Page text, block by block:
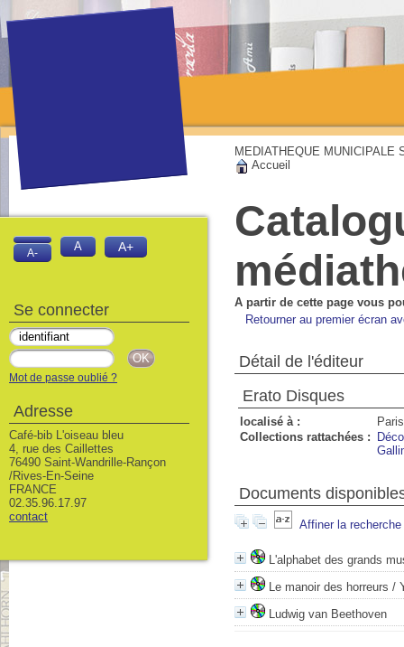
MEDIATHEQUE MUNICIPALE
Accueil
A partir de cette page vous
Retourner au premier écran
Détail de l'éditeur
Erato Disques
localisé à :
Paris
Collections rattachées :
Documents
Affiner la recherche
L'alphabet des grands
Le manoir des horreurs /
Ludwig van Beethoven
A- A A+
Se connecter
Mot de passe oublié ?
Adresse
Café-bib L'oiseau bleu
4, rue des Caillettes
76490 Saint-Wandrille-Rançon
/Rives-En-Seine
FRANCE
02.35.96.17.97
contact